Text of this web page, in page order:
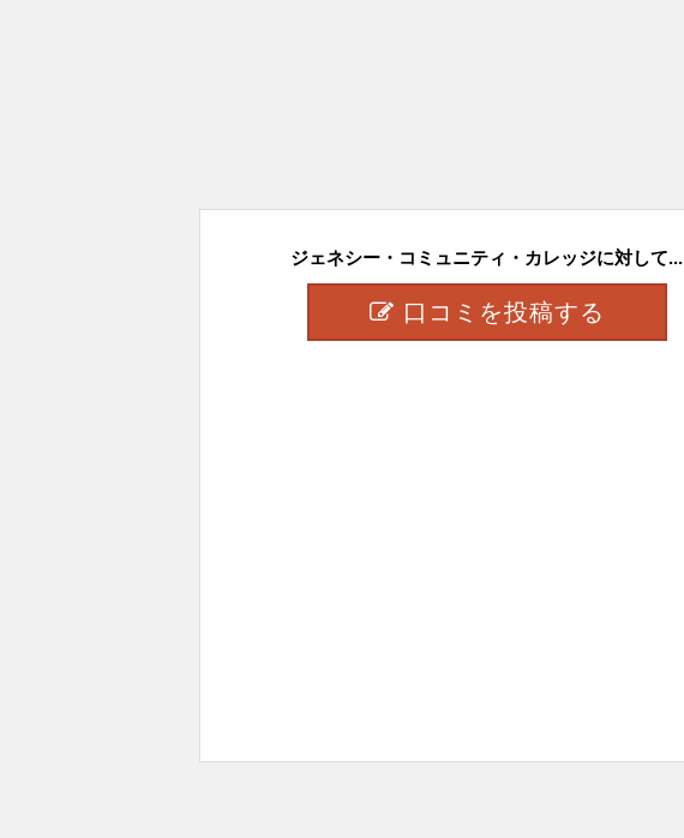
ジェネシー・コミュニティ・カレッジに対して...
口コミを投稿する